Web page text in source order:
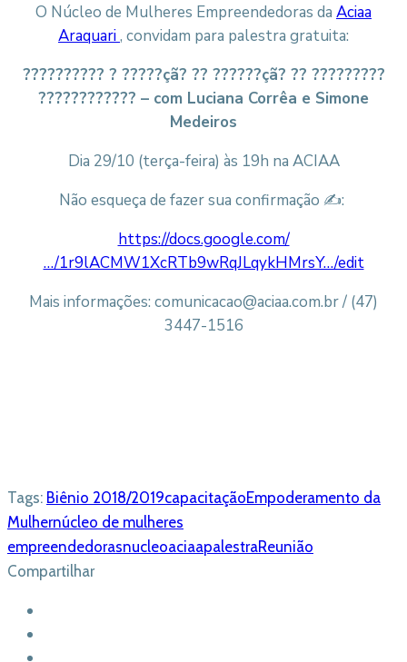
O Núcleo de Mulheres Empreendedoras da Aciaa
Araquari, convidam para palestra gratuita:
?????????? ? ?????çã? ?? ??????çã? ?? ?????????
???????????? – com Luciana Corrêa e Simone
Medeiros
Dia 29/10 (terça-feira) às 19h na ACIAA
Não esqueça de fazer sua confirmação ✍️:
https://docs.google.com/
…/1r9lACMW1XcRTb9wRqJLqykHMrsY…/edit
Mais informações: comunicacao@aciaa.com.br / (47)
3447-1516
Tags: Biênio 2018/2019capacitaçãoEmpoderamento da
Mulhernúcleo de mulheres
empreendedorasnucleoaciaapalestraReunião
Compartilhar